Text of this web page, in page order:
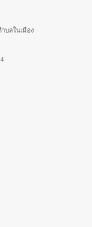
บลในเมือง